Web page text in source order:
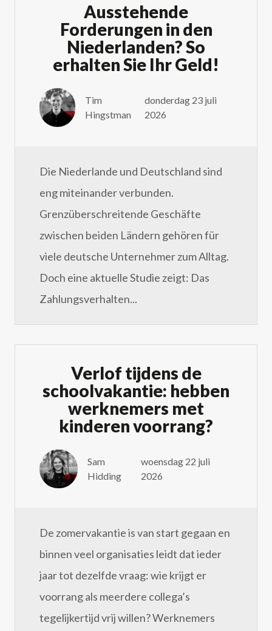
Ausstehende
Forderungen in den
Niederlanden? So
erhalten Sie Ihr Geld!
Tim
Hingstman
donderdag 23 juli
2026
Die Niederlande und Deutschland sind
eng miteinander verbunden.
Grenzüberschreitende Geschäfte
zwischen beiden Ländern gehören für
viele deutsche Unternehmer zum Alltag.
Doch eine aktuelle Studie zeigt: Das
Zahlungsverhalten...
Verlof tijdens de
schoolvakantie: hebben
werknemers met
kinderen voorrang?
Sam
Hidding
woensdag 22 juli
2026
De zomervakantie is van start gegaan en
binnen veel organisaties leidt dat ieder
jaar tot dezelfde vraag: wie krijgt er
voorrang als meerdere collega’s
tegelijkertijd vrij willen? Werknemers